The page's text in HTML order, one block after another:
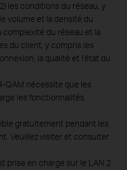
les conditions du réseau, y
volume et la densité du
du réseau et la
du client, y compris les
la qualité et l'état du
QAM nécessite que les
les fonctionnalités
gratuitement pendant les
Veuillez visiter et consulter
prise en charge sur le LAN 2